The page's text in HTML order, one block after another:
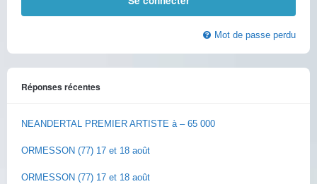
Mot de passe perdu
Réponses récentes
NEANDERTAL PREMIER ARTISTE à – 65 000
ORMESSON (77) 17 et 18 août
ORMESSON (77) 17 et 18 août